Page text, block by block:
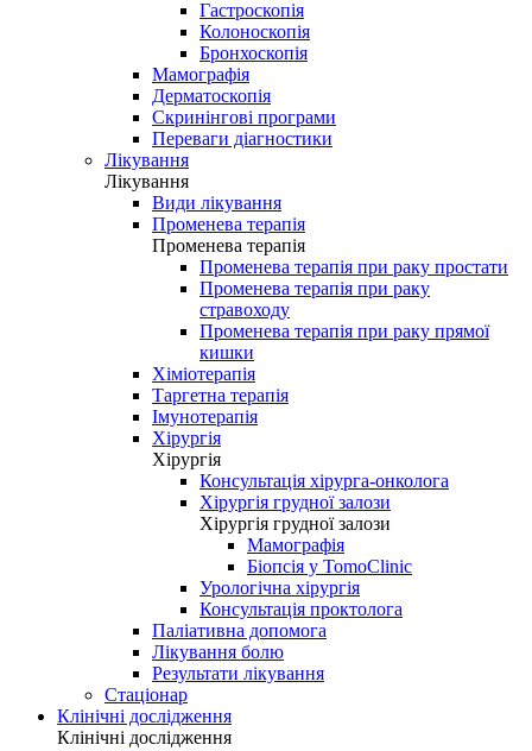
Гастроскопія
Колоноскопія
Бронхоскопія
Мамографія
Дерматоскопія
Скринінгові програми
Переваги діагностики
Лікування
Лікування
Види лікування
Променева терапія
Променева терапія
Променева терапія при раку простати
Променева терапія при раку
стравоходу
Променева терапія при раку прямої
кишки
Хіміотерапія
Таргетна терапія
Імунотерапія
Хірургія
Хірургія
Консультація хірурга-онколога
Хірургія грудної залози
Хірургія грудної залози
Мамографія
Біопсія у TomoClinic
Урологічна хірургія
Консультація проктолога
Паліативна допомога
Лікування болю
Результати лікування
Стаціонар
Клінічні дослідження
Клінічні дослідження